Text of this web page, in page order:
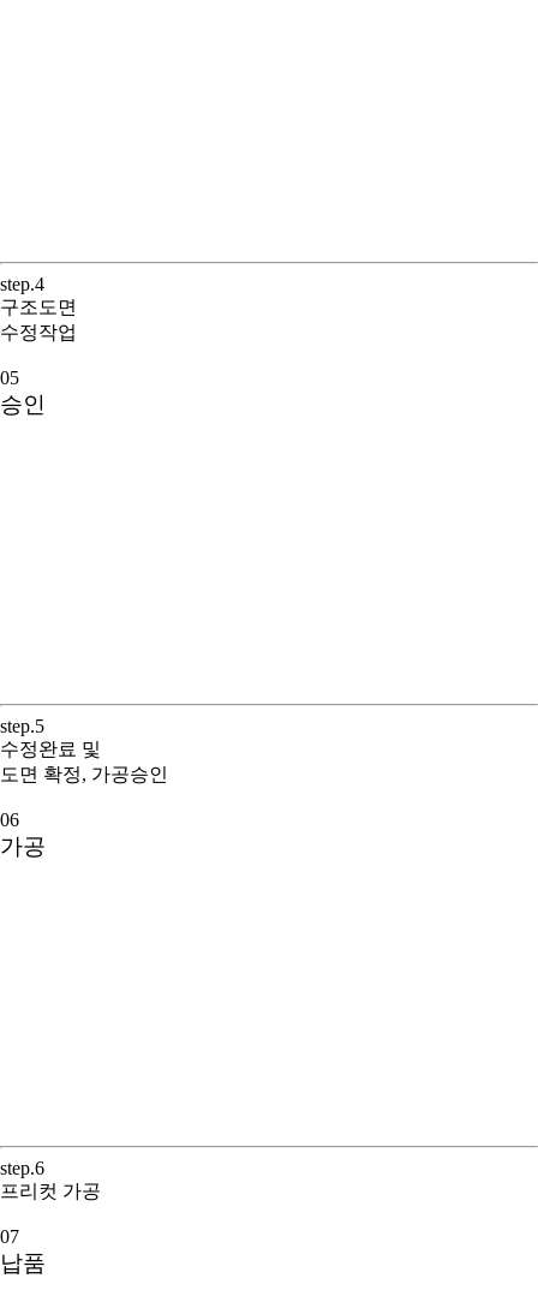
step.4
구조도면
수정작업
05
승인
step.5
수정완료 및
도면 확정, 가공승인
06
가공
step.6
프리컷 가공
07
납품